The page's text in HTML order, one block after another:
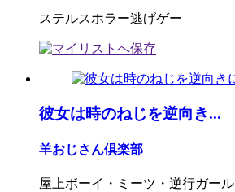
ステルスホラー逃げゲー
彼女は時のねじを逆向き...
羊おじさん倶楽部
屋上ボーイ・ミーツ・逆行ガール